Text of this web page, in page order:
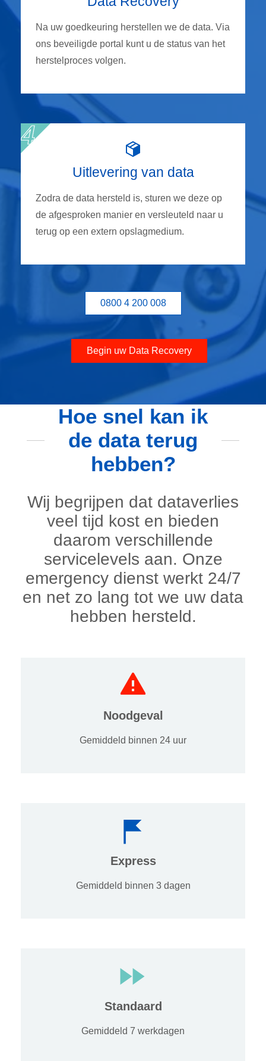
Na uw goedkeuring herstellen we de data. Via
ons beveiligde portal kunt u de status van het
herstelproces volgen.
Uitlevering van data
Zodra de data hersteld is, sturen we deze op
de afgesproken manier en versleuteld naar u
terug op een extern opslagmedium.
0800 4 200 008
Begin uw Data Recovery
Hoe snel kan ik
de data terug
hebben?
Wij begrijpen dat dataverlies
veel tijd kost en bieden
daarom verschillende
servicelevels aan. Onze
emergency dienst werkt 24/7
en net zo lang tot we uw data
hebben hersteld.
Noodgeval
Gemiddeld binnen 24 uur
Express
Gemiddeld binnen 3 dagen
Standaard
Gemiddeld 7 werkdagen